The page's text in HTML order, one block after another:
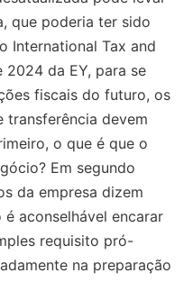
que poderia ter sido
International Tax and
2024 da EY, para se
fiscais do futuro, os
transferência devem
o que é que o
Em segundo
da empresa dizem
aconselhável encarar
requisito pró-
na preparação